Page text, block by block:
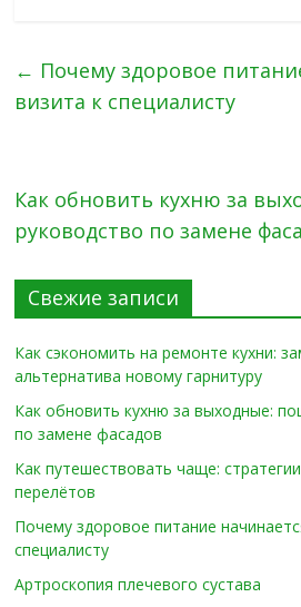
← Почему здоровое
визита к специалисту
Как обновить кухню за
руководство по замене
Свежие записи
Как сэкономить на ремонте кухни:
альтернатива новому гарнитуру
Как обновить кухню за выходные:
по замене фасадов
Как путешествовать чаще:
перелётов
Почему здоровое питание
специалисту
Артроскопия плечевого сустава